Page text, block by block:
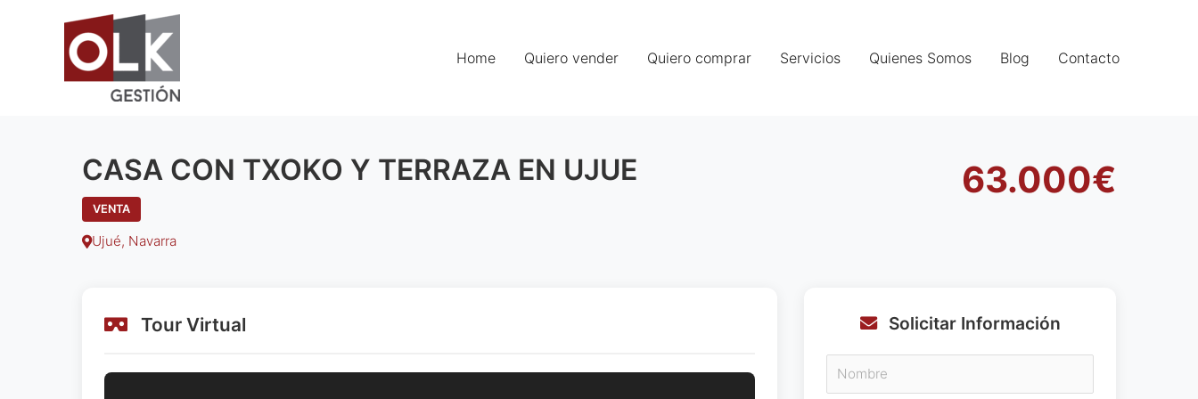
Home Quiero vender Quiero comprar Servicios Quienes Somos Blog Contacto
CASA CON TXOKO Y TERRAZA EN UJUE
VENTA
Ujué, Navarra
63.000€
Tour Virtual Solicitar Información